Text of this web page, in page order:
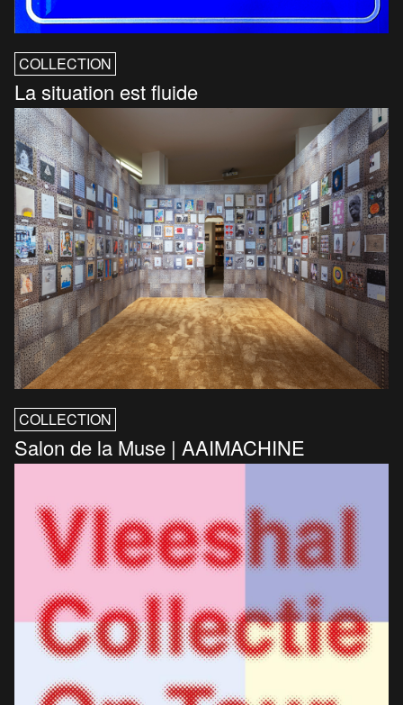
COLLECTION
La situation est fluide
COLLECTION
Salon de la Muse | AAIMACHINE